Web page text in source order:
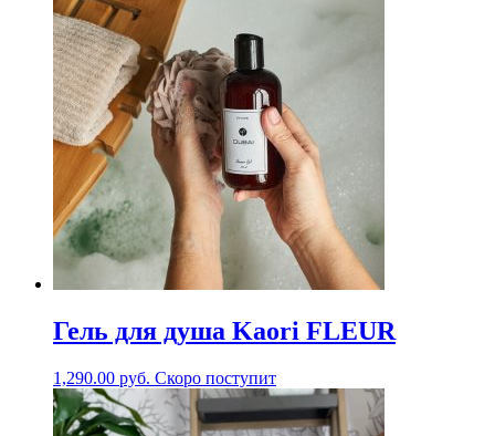
Гель для душа Kaori FLEUR
1,290.00 руб. Скоро поступит